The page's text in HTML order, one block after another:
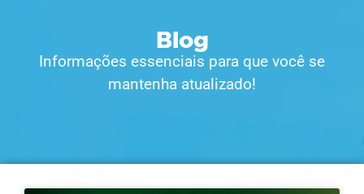
Blog
Informações essenciais para que você se
mantenha atualizado!